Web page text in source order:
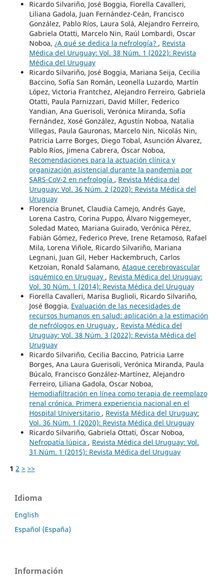
Ricardo Silvariño, José Boggia, Fiorella Cavalleri,
Liliana Gadola, Juan Fernández-Ceán, Francisco
González, Pablo Ríos, Laura Solá, Alejandro Ferreiro,
Gabriela Otatti, Marcelo Nin, Raúl Lombardi, Oscar
Noboa, ¿A qué se dedica la nefrología? , Revista
Médica del Uruguay: Vol. 38 Núm. 1 (2022): Revista
Médica del Uruguay
Ricardo Silvariño, José Boggia, Mariana Seija, Cecilia
Baccino, Sofía San Román, Leonella Luzardo, Martín
López, Victoria Frantchez, Alejandro Ferreiro, Gabriela
Otatti, Paula Parnizzari, David Miller, Federico
Yandian, Ana Guerisoli, Verónica Miranda, Sofía
Fernández, Xosé González, Agustín Noboa, Natalia
Villegas, Paula Gauronas, Marcelo Nin, Nicolás Nin,
Patricia Larre Borges, Diego Tobal, Asunción Álvarez,
Pablo Ríos, Jimena Cabrera, Óscar Noboa,
Recomendaciones para la actuación clínica y
organización asistencial durante la pandemia por
SARS-CoV-2 en nefrología , Revista Médica del
Uruguay: Vol. 36 Núm. 2 (2020): Revista Médica del
Uruguay
Florencia Brunet, Claudia Camejo, Andrés Gaye,
Lorena Castro, Corina Puppo, Álvaro Niggemeyer,
Soledad Mateo, Mariana Guirado, Verónica Pérez,
Fabián Gómez, Federico Preve, Irene Retamoso, Rafael
Mila, Lorena Viñole, Ricardo Silvariño, Mariana
Legnani, Juan Gil, Heber Hackembruch, Carlos
Ketzoian, Ronald Salamano, Ataque cerebrovascular
isquémico en Uruguay , Revista Médica del Uruguay:
Vol. 30 Núm. 1 (2014): Revista Médica del Uruguay
Fiorella Cavalleri, Marisa Buglioli, Ricardo Silvariño,
José Boggia, Evaluación de las necesidades de
recursos humanos en salud: aplicación a la estimación
de nefrólogos en Uruguay , Revista Médica del
Uruguay: Vol. 38 Núm. 3 (2022): Revista Médica del
Uruguay
Ricardo Silvariño, Cecilia Baccino, Patricia Larre
Borges, Ana Laura Guerisoli, Verónica Miranda, Paula
Búcalo, Francisco González-Martínez, Alejandro
Ferreiro, Liliana Gadola, Oscar Noboa,
Hemodiafiltración en línea como terapia de reemplazo
renal crónica. Primera experiencia nacional en el
Hospital Universitario , Revista Médica del Uruguay:
Vol. 36 Núm. 1 (2020): Revista Médica del Uruguay
Ricardo Silvariño, Gabriela Ottati, Óscar Noboa,
Nefropatía lúpica , Revista Médica del Uruguay: Vol.
31 Núm. 1 (2015): Revista Médica del Uruguay
1 2 > >>
Idioma
English
Español (España)
Información